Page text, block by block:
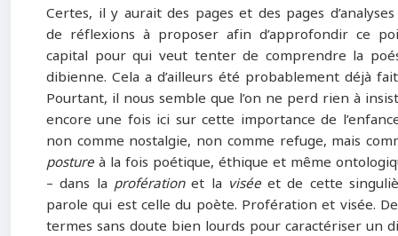
Certes, il y aurait des pages et des pages
de réflexions à proposer afin d’approfondir ce
capital pour qui veut tenter de comprendre la
dibienne. Cela a d’ailleurs été probablement déjà
Pourtant, il nous semble que l’on ne perd rien à
encore une fois ici sur cette importance de
non comme nostalgie, non comme refuge, mais
postureà la fois poétique, éthique et même
– dans la proférationet la viséeet de cette
parole qui est celle du poète. Profération et visée.
termes sans doute bien lourds pour caractériser un